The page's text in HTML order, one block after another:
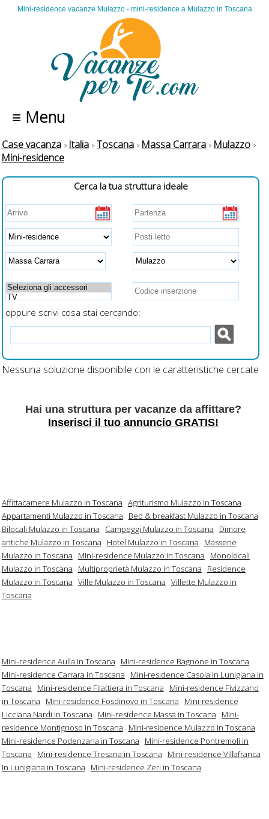
Mini-residence vacanze Mulazzo - mini-residence a Mulazzo in Toscana
≡ Menu
Case vacanza Italia Toscana Massa Carrara
Mulazzo
Mini-residence
Cerca la tua struttura ideale
oppure scrivi cosa stai cercando:
Nessuna soluzione disponibile con le caratteristiche cercate
Hai una struttura per vacanze da affittare?
Inserisci il tuo annuncio GRATIS!
Affittacamere Mulazzo in Toscana Agriturismo Mulazzo in Toscana
Appartamenti Mulazzo in Toscana
Bed & breakfast Mulazzo in Toscana
Bilocali Mulazzo in Toscana
Campeggi Mulazzo in Toscana
Dimore
antiche Mulazzo in Toscana
Hotel Mulazzo in Toscana
Masserie
Mulazzo in Toscana
Mini-residence Mulazzo in Toscana
Monolocali
Mulazzo in Toscana
Multiproprietà Mulazzo in Toscana
Residence
Mulazzo in Toscana Ville Mulazzo in Toscana Villette Mulazzo in
Toscana
Mini-residence Aulla in Toscana
Mini-residence Bagnone in Toscana
Mini-residence Carrara in Toscana
Mini-residence Casola In Lunigiana in
Toscana
Mini-residence Filattiera in Toscana
Mini-residence Fivizzano
in Toscana
Mini-residence Fosdinovo in Toscana
Mini-residence
Licciana Nardi in Toscana
Mini-residence Massa in Toscana
Mini-
residence Montignoso in Toscana
Mini-residence Mulazzo in Toscana
Mini-residence Podenzana in Toscana
Mini-residence Pontremoli in
Toscana
Mini-residence Tresana in Toscana
Mini-residence Villafranca
In Lunigiana in Toscana
Mini-residence Zeri in Toscana